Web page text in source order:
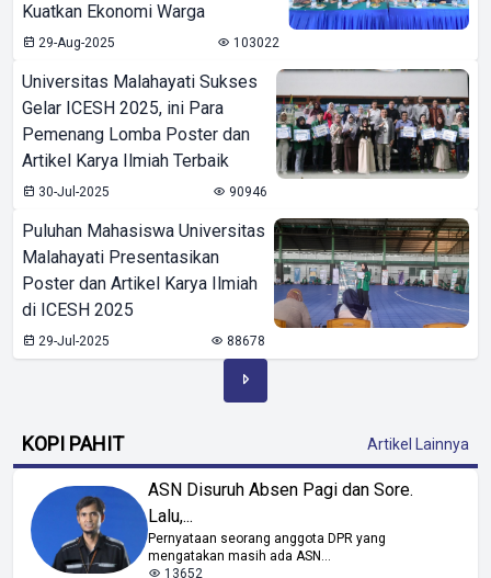
Kuatkan Ekonomi Warga
29-Aug-2025 103022
Universitas Malahayati Sukses
Gelar ICESH 2025, ini Para
Pemenang Lomba Poster dan
Artikel Karya Ilmiah Terbaik
30-Jul-2025 90946
Puluhan Mahasiswa Universitas
Malahayati Presentasikan
Poster dan Artikel Karya Ilmiah
di ICESH 2025
29-Jul-2025 88678
KOPI PAHIT Artikel Lainnya
ASN Disuruh Absen Pagi dan Sore.
Lalu,...
Pernyataan seorang anggota DPR yang
mengatakan masih ada ASN...
13652